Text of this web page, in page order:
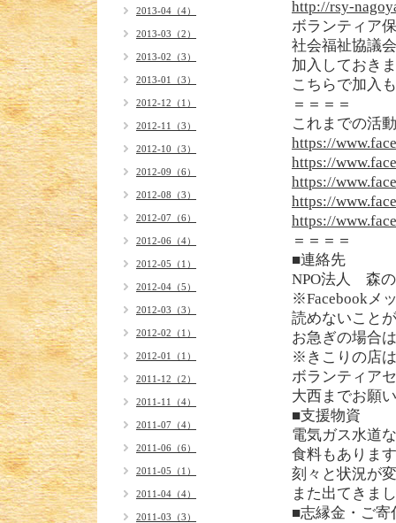
http://rsy-
ボランティア
社会福祉協議
加入しておき
こちらで加入
＝＝＝＝
これまでの活
https://
https://
https://
https://
https://
＝＝＝＝
■連絡先
NPO法人 森
※Facebookメ
読めないこと
お急ぎの場合
※きこりの店
ボランティア
大西までお願
■支援物資
電気ガス水道
食料もありま
刻々と状況が
また出てきま
■志縁金・ご寄
2013-04（4）
2013-03（2）
2013-02（3）
2013-01（3）
2012-12（1）
2012-11（3）
2012-10（3）
2012-09（6）
2012-08（3）
2012-07（6）
2012-06（4）
2012-05（1）
2012-04（5）
2012-03（3）
2012-02（1）
2012-01（1）
2011-12（2）
2011-11（4）
2011-07（4）
2011-06（6）
2011-05（1）
2011-04（4）
2011-03（3）